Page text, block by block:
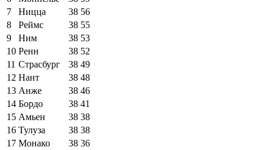
7
Ницца 38 56
8
Реймс 38 55
9
Ним 38 53
10 Ренн 38 52
11 Страсбург 38 49
12 Нант 38 48
13 Анже 38 46
14 Бордо 38 41
15 Амьен 38 38
16 Тулуза 38 38
17 Монако 38 36